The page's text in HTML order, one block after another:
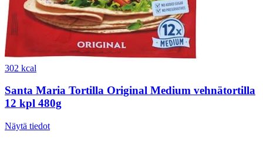
302 kcal
Santa Maria Tortilla Original Medium vehnätortilla
12 kpl 480g
Näytä tiedot